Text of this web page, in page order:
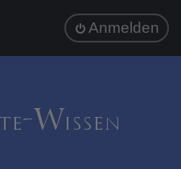
Anmelden